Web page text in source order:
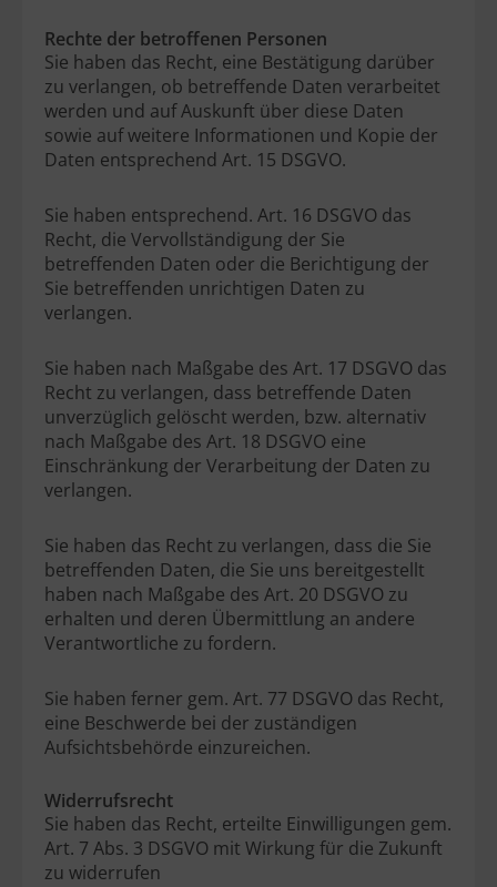
Rechte der betroffenen Personen
Sie haben das Recht, eine Bestätigung darüber
zu verlangen, ob betreffende Daten verarbeitet
werden und auf Auskunft über diese Daten
sowie auf weitere Informationen und Kopie der
Daten entsprechend Art. 15 DSGVO.
Sie haben entsprechend. Art. 16 DSGVO das
Recht, die Vervollständigung der Sie
betreffenden Daten oder die Berichtigung der
Sie betreffenden unrichtigen Daten zu
verlangen.
Sie haben nach Maßgabe des Art. 17 DSGVO das
Recht zu verlangen, dass betreffende Daten
unverzüglich gelöscht werden, bzw. alternativ
nach Maßgabe des Art. 18 DSGVO eine
Einschränkung der Verarbeitung der Daten zu
verlangen.
Sie haben das Recht zu verlangen, dass die Sie
betreffenden Daten, die Sie uns bereitgestellt
haben nach Maßgabe des Art. 20 DSGVO zu
erhalten und deren Übermittlung an andere
Verantwortliche zu fordern.
Sie haben ferner gem. Art. 77 DSGVO das Recht,
eine Beschwerde bei der zuständigen
Aufsichtsbehörde einzureichen.
Widerrufsrecht
Sie haben das Recht, erteilte Einwilligungen gem.
Art. 7 Abs. 3 DSGVO mit Wirkung für die Zukunft
zu widerrufen